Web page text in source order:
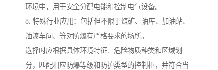
环境中，用于安全分配电能和控制电气设备。
8. 特殊行业应用：包括但不限于煤矿、油库、加油站、
油漆车间、等对防爆有严格要求的场所。
选择时应根据具体环境特征、危险物质种类和区域划
分，匹配相应防爆等级和防护类型的控制柜，并符合当